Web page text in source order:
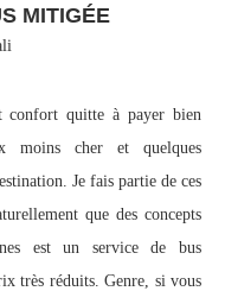
MITIGÉE
confort quitte à payer bien
moins cher et quelques
Je fais partie de ces
que des concepts
est un service de bus
très réduits. Genre, si vous